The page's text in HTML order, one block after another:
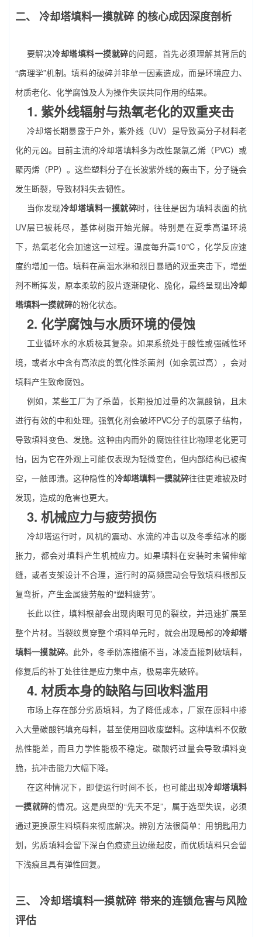
二、 冷却塔填料一摸就碎 的核心成因深度剖析
要解决冷却塔填料一摸就碎的问题，首先必须理解其背后的
“病理学”机制。填料的破碎并非单一因素造成，而是环境应力、
材质老化、化学腐蚀及人为操作失误共同作用的结果。
1. 紫外线辐射与热氧老化的双重夹击
冷却塔长期暴露于户外，紫外线（UV）是导致高分子材料老
化的元凶。目前主流的冷却塔填料多为改性聚氯乙烯（PVC）或
聚丙烯（PP）。这些塑料分子在长波紫外线的轰击下，分子链会
发生断裂，导致材料失去韧性。
当你发现冷却塔填料一摸就碎时，往往是因为填料表面的抗
UV层已被耗尽，基体树脂开始光解。特别是在夏季高温环境
下，热氧老化会加速这一过程。温度每升高10℃，化学反应速
度约增加一倍。填料在高温水淋和烈日暴晒的双重夹击下，增塑
剂不断挥发，原本柔软的胶片逐渐硬化、脆化，最终呈现出冷却
塔填料一摸就碎的粉化状态。
2. 化学腐蚀与水质环境的侵蚀
工业循环水的水质极其复杂。如果系统处于酸性或强碱性环
境，或者水中含有高浓度的氧化性杀菌剂（如余氯过高），会对
填料产生致命腐蚀。
例如，某些工厂为了杀菌，长期投加过量的次氯酸钠，且未
进行有效的中和处理。强氧化剂会破坏PVC分子的氯原子结构，
导致填料变色、发脆。这种由内而外的腐蚀往往比物理老化更可
怕，因为它在外观上可能仅表现为轻微变色，但内部结构已被掏
空，一触即溃。这种隐性的冷却塔填料一摸就碎往往更难被及时
发现，造成的危害也更大。
3. 机械应力与疲劳损伤
冷却塔运行时，风机的震动、水流的冲击以及冬季结冰的膨
胀力，都会对填料产生机械应力。如果填料在安装时未留伸缩
缝，或者支架设计不合理，运行时的高频震动会导致填料根部反
复弯折，产生金属疲劳般的“塑料疲劳”。
长此以往，填料根部会出现肉眼可见的裂纹，并迅速扩展至
整个片材。当裂纹贯穿整个填料单元时，就会出现局部的冷却塔
填料一摸就碎。此外，冬季防冻措施不当，冰凌直接刺破填料，
修复后的补丁处往往是应力集中点，极易率先破碎。
4. 材质本身的缺陷与回收料滥用
市场上存在部分劣质填料，为了降低成本，厂家在原料中掺
入大量碳酸钙填充母料，甚至使用回收废塑料。这种填料不仅散
热性能差，而且力学性能极不稳定。碳酸钙过量会导致填料变
脆，抗冲击能力大幅下降。
在这种情况下，即便运行时间不长，也可能出现冷却塔填料
一摸就碎的情况。这是典型的“先天不足”，属于选型失误，必须
通过更换原生料填料来彻底解决。辨别方法很简单：用钥匙用力
划，劣质填料会留下深白色痕迹且边缘起皮，而优质填料只会留
下浅痕且具有弹性回复。
三、 冷却塔填料一摸就碎 带来的连锁危害与风险
评估